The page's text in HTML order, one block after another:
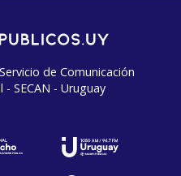
de Comunicación
SECAN - Uruguay